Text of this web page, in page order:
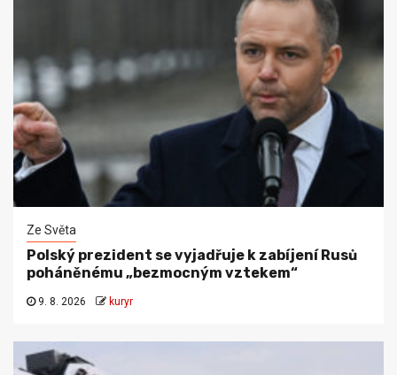
Ze Světa
Polský prezident se vyjadřuje k zabíjení Rusů
poháněnému „bezmocným vztekem“
9. 8. 2026 kuryr